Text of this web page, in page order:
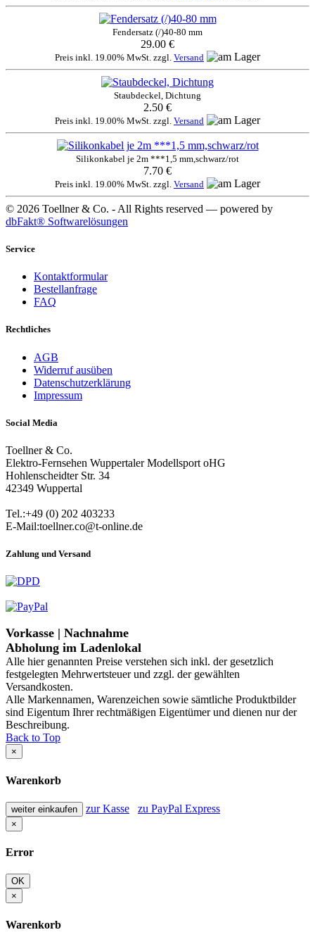
Fendersatz (/)40-80 mm
29.00 €
Preis inkl. 19.00% MwSt. zzgl. Versand
Staubdeckel, Dichtung
2.50 €
Preis inkl. 19.00% MwSt. zzgl. Versand
Silikonkabel je 2m ***1,5 mm,schwarz/rot
7.70 €
Preis inkl. 19.00% MwSt. zzgl. Versand
© 2026 Toellner & Co. - All Rights reserved — powered by
dbFakt® Softwarelösungen
Service
Kontaktformular
Bestellanfrage
FAQ
Rechtliches
AGB
Widerruf ausüben
Datenschutzerklärung
Impressum
Social Media
Toellner & Co.
Elektro-Fernsehen Wuppertaler Modellsport oHG
Hohlenscheidter Str. 34
42349 Wuppertal
Tel.:+49 (0) 202 403233
E-Mail:toellner.co@t-online.de
Zahlung und Versand
Vorkasse | Nachnahme
Abholung im Ladenlokal
Alle hier genannten Preise verstehen sich inkl. der gesetzlich
festgelegten Mehrwertsteuer und zzgl. der gewählten
Versandkosten.
Alle Markennamen, Warenzeichen sowie sämtliche Produktbilder
sind Eigentum Ihrer rechtmäßigen Eigentümer und dienen nur der
Beschreibung.
Back to Top
×
Warenkorb
weiter einkaufen zur Kasse zu PayPal Express
×
Error
OK
×
Warenkorb